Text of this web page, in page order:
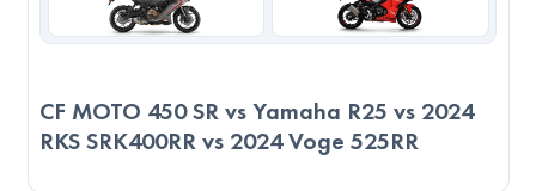
Servis ve Parça Durumu
sahiptir. Bu, bakım sürecini kolaylaştırır. Servis kalitesi
bakımından iki model de benzer seviyede değerlendiriliyor.
CF MOTO 450 SR vs Yamaha R25 vs 2024
RKS SRK400RR vs 2024 Voge 525RR